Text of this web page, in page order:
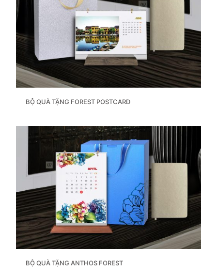
BỘ QUÀ TẶNG FOREST POSTCARD
BỘ QUÀ TẶNG ANTHOS FOREST